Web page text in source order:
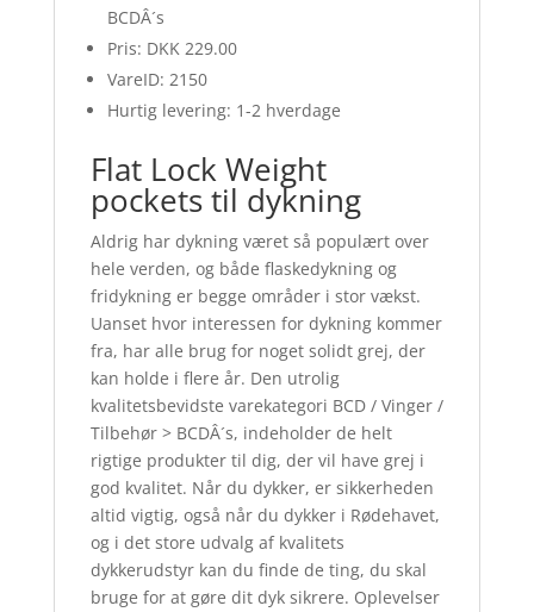
BCDÂ´s
Pris: DKK 229.00
VareID: 2150
Hurtig levering: 1-2 hverdage
Flat Lock Weight
pockets til dykning
Aldrig har dykning været så populært over
hele verden, og både flaskedykning og
fridykning er begge områder i stor vækst.
Uanset hvor interessen for dykning kommer
fra, har alle brug for noget solidt grej, der
kan holde i flere år. Den utrolig
kvalitetsbevidste varekategori BCD / Vinger /
Tilbehør > BCDÂ´s, indeholder de helt
rigtige produkter til dig, der vil have grej i
god kvalitet. Når du dykker, er sikkerheden
altid vigtig, også når du dykker i Rødehavet,
og i det store udvalg af kvalitets
dykkerudstyr kan du finde de ting, du skal
bruge for at gøre dit dyk sikrere. Oplevelser